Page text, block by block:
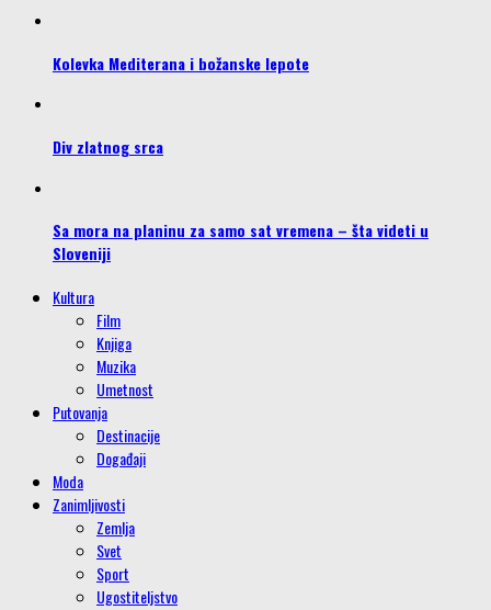
Kolevka Mediterana i božanske lepote
Div zlatnog srca
Sa mora na planinu za samo sat vremena – šta videti u
Sloveniji
Kultura
Film
Knjiga
Muzika
Umetnost
Putovanja
Destinacije
Događaji
Moda
Zanimljivosti
Zemlja
Svet
Sport
Ugostiteljstvo